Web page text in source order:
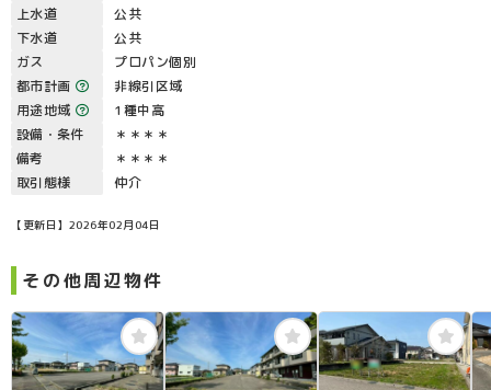
上水道
公共
下水道
公共
ガス
プロパン個別
都市計画
非線引区域
用途地域
1種中高
設備・条件
＊＊＊＊
備考
＊＊＊＊
取引態様
仲介
【更新日】2026年02月04日
その他周辺物件